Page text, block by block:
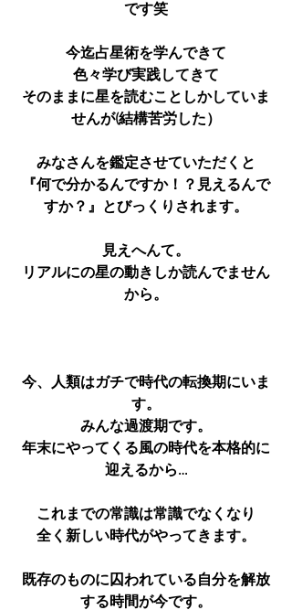
です笑
今迄占星術を学んできて
色々学び実践してきて
そのままに星を読むことしかしていま
せんが(結構苦労した）
みなさんを鑑定させていただくと
『何で分かるんですか！？見えるんで
すか？』とびっくりされます。
見えへんて。
リアルにの星の動きしか読んでません
から。
今、人類はガチで時代の転換期にいま
す。
みんな過渡期です。
年末にやってくる風の時代を本格的に
迎えるから…
これまでの常識は常識でなくなり
全く新しい時代がやってきます。
既存のものに囚われている自分を解放
する時間が今です。